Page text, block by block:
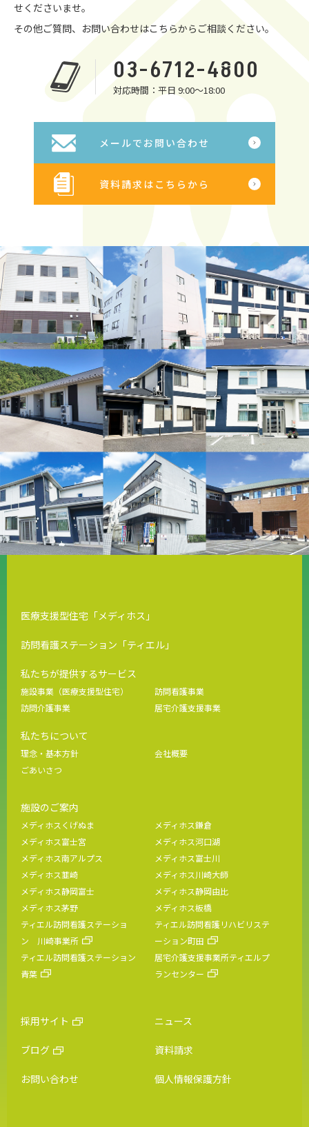
せくださいませ。
その他ご質問、お問い合わせはこちらからご相談ください。
03-6712-4800
対応時間：平日 9:00～18:00
メールでお問い合わせ
資料請求はこちらから
医療支援型住宅「メディホス」
訪問看護ステーション「ティエル」
私たちが提供するサービス
施設事業（医療支援型住宅）
訪問看護事業
訪問介護事業
居宅介護支援事業
私たちについて
理念・基本方針
会社概要
ごあいさつ
施設のご案内
メディホスくげぬま
メディホス鎌倉
メディホス富士宮
メディホス河口湖
メディホス南アルプス
メディホス富士川
メディホス韮崎
メディホス川崎大師
メディホス静岡富士
メディホス静岡由比
メディホス茅野
メディホス板橋
ティエル訪問看護ステーショ
ン 川崎事業所
ティエル訪問看護リハビリステ
ーション町田
ティエル訪問看護ステーション
青葉
居宅介護支援事業所ティエルプ
ランセンター
採用サイト ニュース
ブログ 資料請求
お問い合わせ 個人情報保護方針